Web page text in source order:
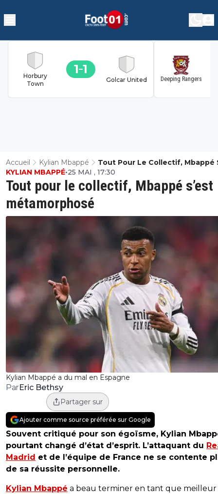
Horbury
Town
1 1
Golcar United Deeping Rangers
Accueil Kylian Mbappé
Tout Pour Le Collectif, Mbappé
Métamorphosé
Kylian Mbappé a du mal en Espagne
Tout pour le collectif, Mbappé s’est
métamorphosé
KYLIAN MBAPPÉ•25 MAI , 17:30
ParEric Bethsy
Partager sur
Ajouter comme source préférée sur Google
Souvent critiqué pour son égoïsme, Kylian
pourtant changé d’état d’esprit. L’attaquant du
Madrid et de l’équipe de France ne se contente
de sa réussite personnelle.
Kylian Mbappé a beau terminer en tant que meilleur